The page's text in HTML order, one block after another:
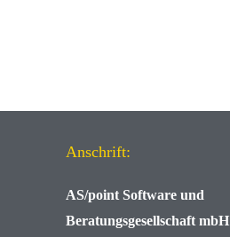
Anschrift:
AS/point Software und
Beratungsgesellschaft mbH